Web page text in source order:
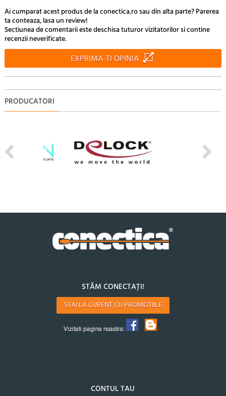
Ai cumparat acest produs de la conectica.ro sau din alta parte? Parerea
ta conteaza, lasa un review!
Sectiunea de comentarii este deschisa tuturor vizitatorilor si contine
recenzii neverificate.
EXPRIMA-TI OPINIA
PRODUCATORI
STĂM CONECTAȚI!
STAI LA CURENT CU PROMOTIILE
Vizitati pagina noastra:
CONTUL TAU